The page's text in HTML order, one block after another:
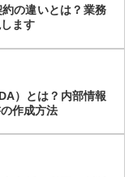
の違いとは？業務
ます
）とは？内部情報
作成方法